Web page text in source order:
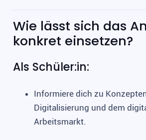
Wie lässt sich das
konkret einsetzen?
Als Schüler:in:
Informiere dich zu
Digitalisierung und dem
Arbeitsmarkt.